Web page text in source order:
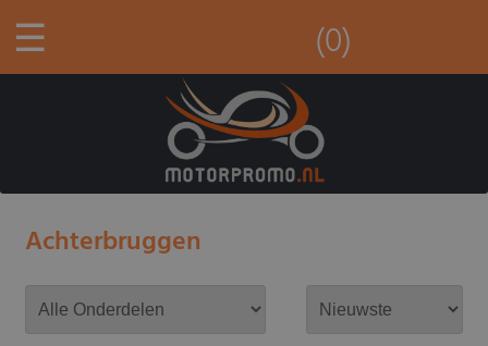
☰ (0)
Achterbruggen